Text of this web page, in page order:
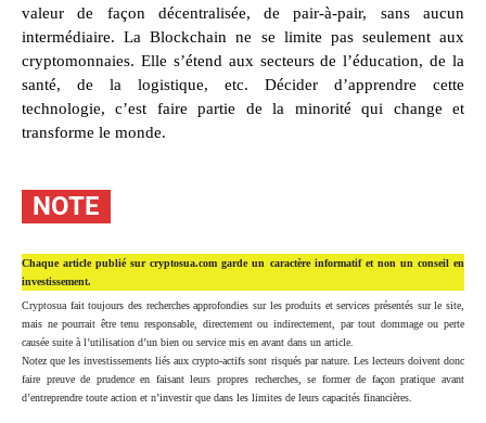
valeur de façon décentralisée, de pair-à-pair, sans aucun
intermédiaire. La Blockchain ne se limite pas seulement aux
cryptomonnaies. Elle s’étend aux secteurs de l’éducation, de la
santé, de la logistique, etc. Décider d’apprendre cette
technologie, c’est faire partie de la minorité qui change et
transforme le monde.
NOTE
Chaque article publié sur cryptosua.com garde un caractère informatif et non un conseil en
investissement.
Cryptosua fait toujours des recherches approfondies sur les produits et services présentés sur le site,
mais ne pourrait être tenu responsable, directement ou indirectement, par tout dommage ou perte
causée suite à l’utilisation d’un bien ou service mis en avant dans un article.
Notez que les investissements liés aux crypto-actifs sont risqués par nature. Les lecteurs doivent donc
faire preuve de prudence en faisant leurs propres recherches, se former de façon pratique avant
d’entreprendre toute action et n’investir que dans les limites de leurs capacités financières.